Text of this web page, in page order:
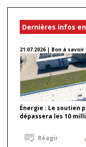
Dernières infos
21.07.2026 | Bon à savoir
Énergie : Le soutien
dépassera les 10
Réagir